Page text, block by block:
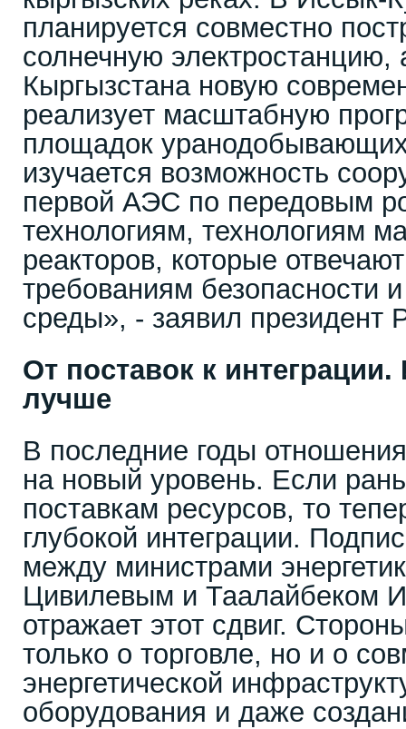
планируется совместно
солнечную электростанцию,
Кыргызстана новую
реализует масштабную
площадок
изучается возможность
первой АЭС по передовым
технологиям, технологиям
реакторов, которые
требованиям
среды», - заявил президент
От поставок к
лучше
В последние годы
на новый уровень. Если
поставкам ресурсов, то
глубокой интеграции.
между министрами
Цивилевым и Таалайбеком
отражает этот сдвиг.
только о торговле, но и о
энергетической
оборудования и даже